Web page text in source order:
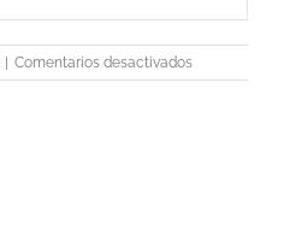
Comentarios desactivadosen
12